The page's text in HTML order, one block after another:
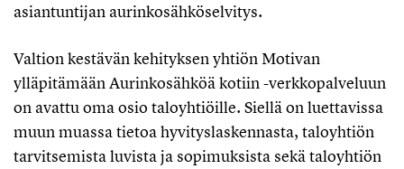
asiantuntijan aurinkosähköselvitys.
Valtion kestävän kehityksen yhtiön Motivan
ylläpitämään Aurinkosähköä kotiin -verkkopalveluun
on avattu oma osio taloyhtiöille. Siellä on luettavissa
muun muassa tietoa hyvityslaskennasta, taloyhtiön
tarvitsemista luvista ja sopimuksista sekä taloyhtiön